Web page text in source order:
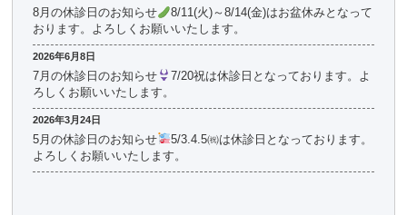
8月の休診日のお知らせ
8/11(火)～8/14(金)はお盆休みとなって
おります。よろしくお願いいたします。
2026年6月8日
7月の休診日のお知らせ
7/20祝は休診日となっております。よ
ろしくお願いいたします。
2026年3月24日
5月の休診日のお知らせ
5/3.4.5㈷は休診日となっております。
よろしくお願いいたします。